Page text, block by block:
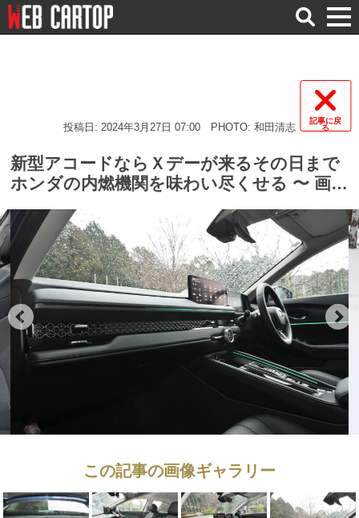
検
索
記事に戻
る
投稿日: 2024年3月27日 07:00 PHOTO: 和田清志
新型アコードならＸデーが来るその日まで
ホンダの内燃機関を味わい尽くせる 〜 画像
この記事の画像ギャラリー